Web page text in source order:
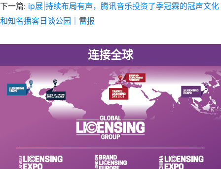
下一篇: ip展|持续布局有声，腾讯音乐投资了季冠霖的冠声文化
和知名播客日谈公园｜雷报
连接全球